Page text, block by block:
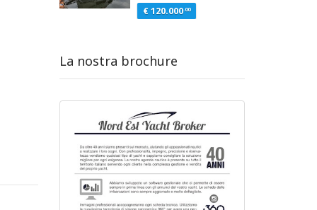
€ 120.000.00
La nostra brochure